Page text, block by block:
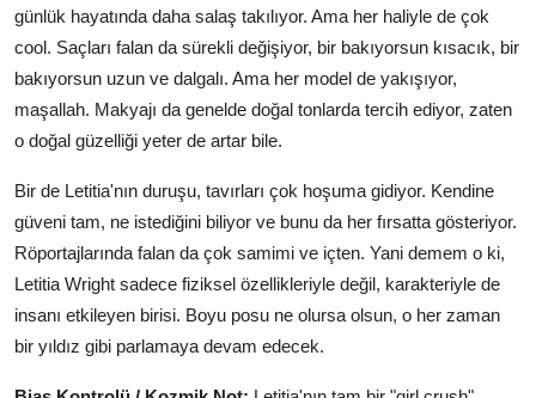
günlük hayatında daha salaş takılıyor. Ama her haliyle de çok
cool. Saçları falan da sürekli değişiyor, bir bakıyorsun kısacık, bir
bakıyorsun uzun ve dalgalı. Ama her model de yakışıyor,
maşallah. Makyajı da genelde doğal tonlarda tercih ediyor, zaten
o doğal güzelliği yeter de artar bile.
Bir de Letitia'nın duruşu, tavırları çok hoşuma gidiyor. Kendine
güveni tam, ne istediğini biliyor ve bunu da her fırsatta gösteriyor.
Röportajlarında falan da çok samimi ve içten. Yani demem o ki,
Letitia Wright sadece fiziksel özellikleriyle değil, karakteriyle de
insanı etkileyen birisi. Boyu posu ne olursa olsun, o her zaman
bir yıldız gibi parlamaya devam edecek.